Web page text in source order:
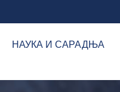
НАУКА И САРАДЊА